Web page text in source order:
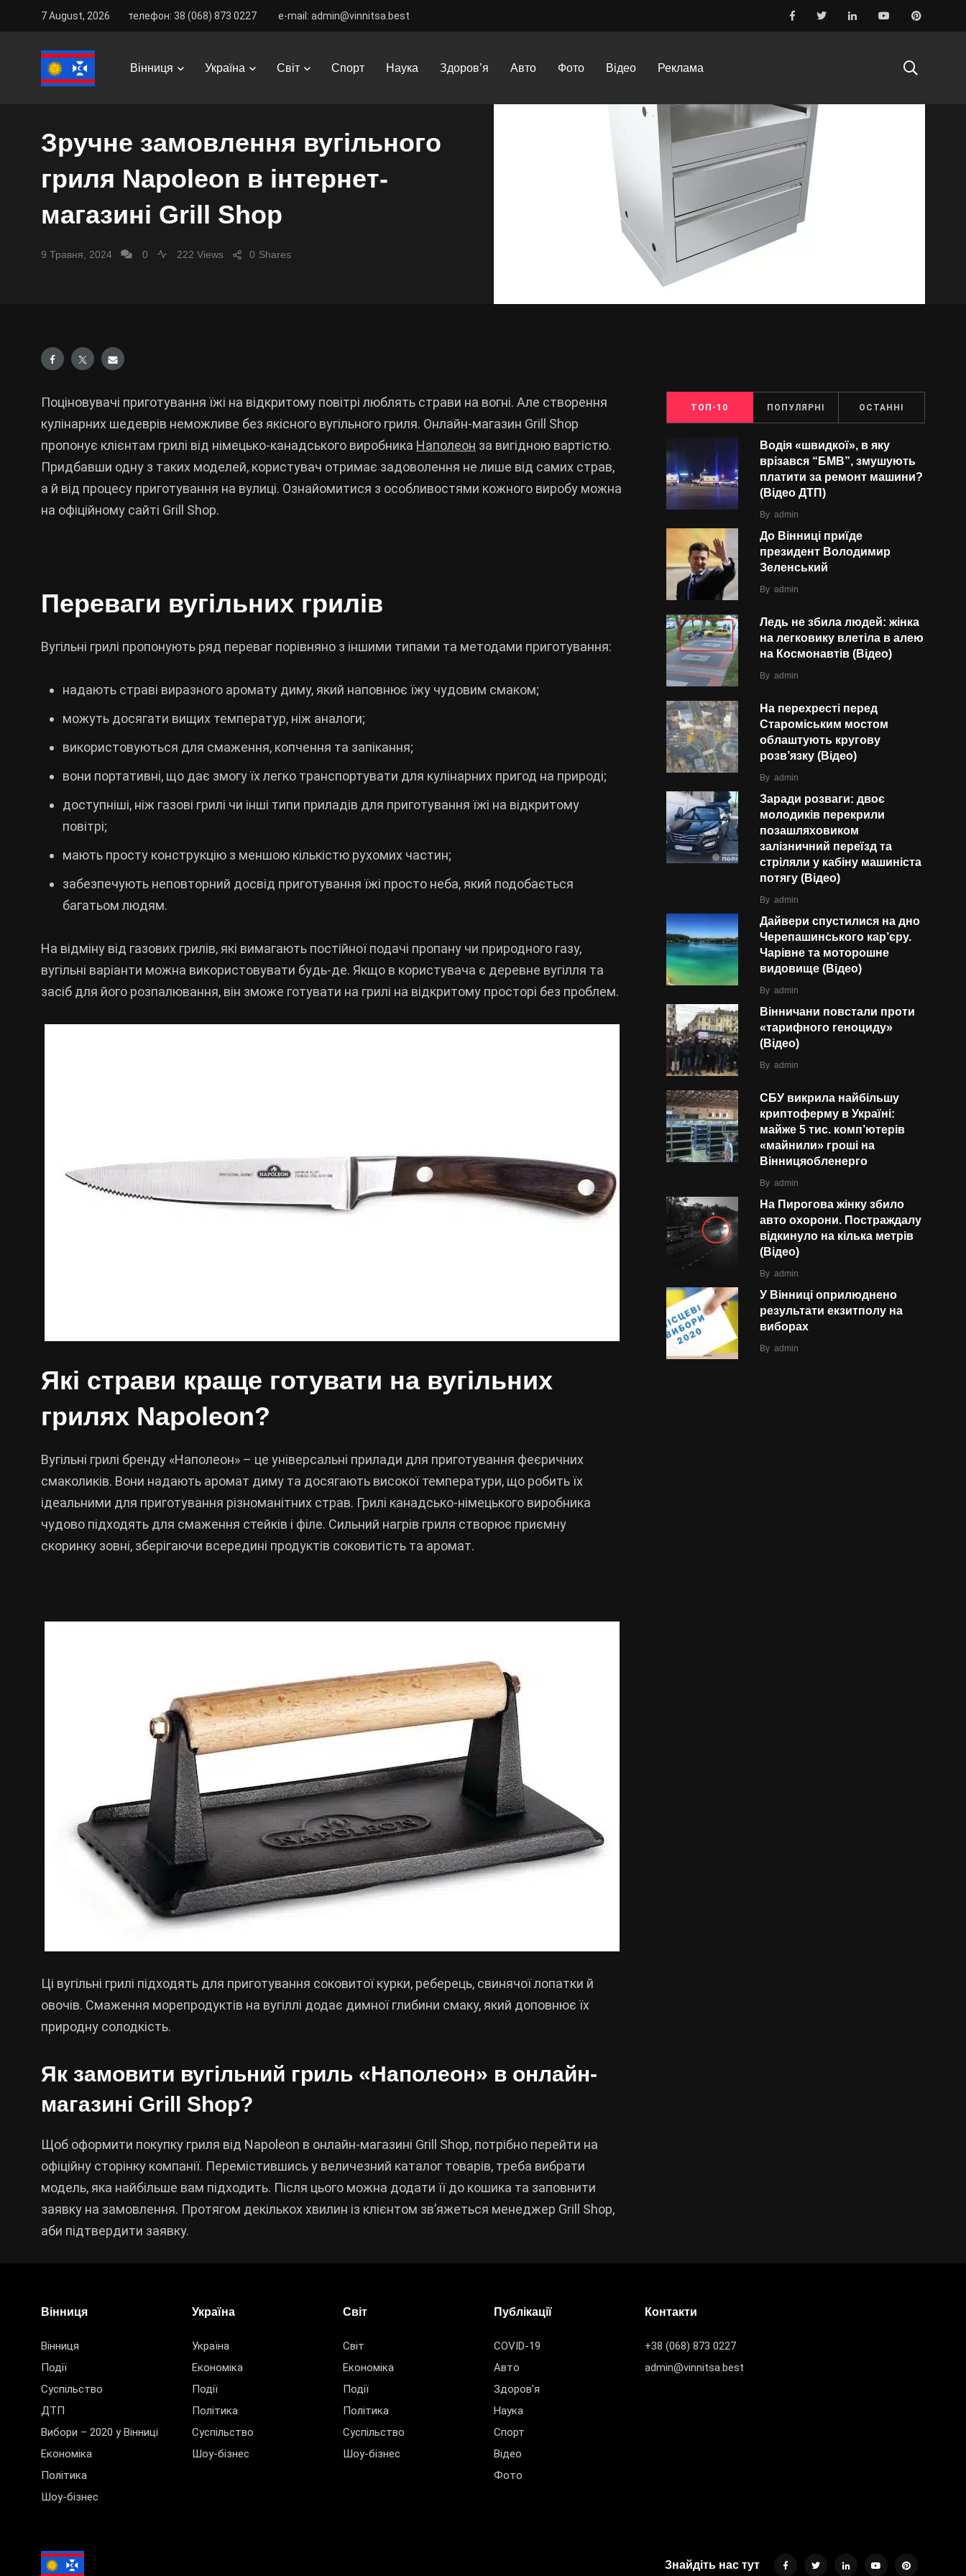
7 August, 2026 телефон: 38 (068) 873 0227 e-mail: admin@vinnitsa.best
Вінниця Україна Світ Спорт Наука Здоров’я Авто Фото Відео Реклама
Vinnitsa Best News / Світ / Суспільство Зручне замовлення вугільного гриля Napoleon в інтернет-магазині Grill Shop
Зручне замовлення вугільного
гриля Napoleon в інтернет-
магазині Grill Shop
9 Травня, 2024 0 222 Views Shares
0
Поціновувачі приготування їжі на відкритому повітрі люблять страви на вогні. Але створення
кулінарних шедеврів неможливе без якісного вугільного гриля. Онлайн-магазин Grill Shop
пропонує клієнтам грилі від німецько-канадського виробника Наполеон за вигідною вартістю.
Придбавши одну з таких моделей, користувач отримає задоволення не лише від самих страв,
а й від процесу приготування на вулиці. Ознайомитися з особливостями кожного виробу можна
на офіційному сайті Grill Shop.
Переваги вугільних грилів
Вугільні грилі пропонують ряд переваг порівняно з іншими типами та методами приготування:
надають страві виразного аромату диму, який наповнює їжу чудовим смаком;
можуть досягати вищих температур, ніж аналоги;
використовуються для смаження, копчення та запікання;
вони портативні, що дає змогу їх легко транспортувати для кулінарних пригод на природі;
доступніші, ніж газові грилі чи інші типи приладів для приготування їжі на відкритому
повітрі;
мають просту конструкцію з меншою кількістю рухомих частин;
забезпечують неповторний досвід приготування їжі просто неба, який подобається
багатьом людям.
На відміну від газових грилів, які вимагають постійної подачі пропану чи природного газу,
вугільні варіанти можна використовувати будь-де. Якщо в користувача є деревне вугілля та
засіб для його розпалювання, він зможе готувати на грилі на відкритому просторі без проблем.
Які страви краще готувати на вугільних
грилях Napoleon?
Вугільні грилі бренду «Наполеон» – це універсальні прилади для приготування феєричних
смаколиків. Вони надають аромат диму та досягають високої температури, що робить їх
ідеальними для приготування різноманітних страв. Грилі канадсько-німецького виробника
чудово підходять для смаження стейків і філе. Сильний нагрів гриля створює приємну
скоринку зовні, зберігаючи всередині продуктів соковитість та аромат.
Ці вугільні грилі підходять для приготування соковитої курки, реберець, свинячої лопатки й
овочів. Смаження морепродуктів на вугіллі додає димної глибини смаку, який доповнює їх
природну солодкість.
Як замовити вугільний гриль «Наполеон» в онлайн-
магазині Grill Shop?
Щоб оформити покупку гриля від Napoleon в онлайн-магазині Grill Shop, потрібно перейти на
офіційну сторінку компанії. Перемістившись у величезний каталог товарів, треба вибрати
модель, яка найбільше вам підходить. Після цього можна додати її до кошика та заповнити
заявку на замовлення. Протягом декількох хвилин із клієнтом зв’яжеться менеджер Grill Shop,
аби підтвердити заявку.
ТОП-10 ПОПУЛЯРНІ ОСТАННІ
Водія «швидкої», в яку
врізався “БMВ”, змушують
платити за ремонт машини?
(Відео ДТП)
By admin
До Вінниці приїде
президент Володимир
Зеленський
By admin
Ледь не збила людей: жінка
на легковику влетіла в алею
на Космонавтів (Відео)
By admin
На перехресті перед
Староміським мостом
облаштують кругову
розв’язку (Відео)
By admin
Заради розваги: двоє
молодиків перекрили
позашляховиком
залізничний переїзд та
стріляли у кабіну машиніста
потягу (Відео)
By admin
Дайвери спустилися на дно
Черепашинського кар’єру.
Чарівне та моторошне
видовище (Відео)
By admin
Вінничани повстали проти
«тарифного геноциду»
(Відео)
By admin
СБУ викрила найбільшу
криптоферму в Україні:
майже 5 тис. комп’ютерів
«майнили» гроші на
Вінницяобленерго
By admin
На Пирогова жінку збило
авто охорони. Постраждалу
відкинуло на кілька метрів
(Відео)
By admin
У Вінниці оприлюднено
результати екзитполу на
виборах
By admin
Вінниця
Вінниця
Події
Суспільство
ДТП
Вибори – 2020 у Вінниці
Економіка
Політика
Шоу-бізнес
Україна
Україна
Економіка
Події
Політика
Суспільство
Шоу-бізнес
Світ
Світ
Економіка
Події
Політика
Суспільство
Шоу-бізнес
Публікації
COVID-19
Авто
Здоров’я
Наука
Спорт
Відео
Фото
Контакти
+38 (068) 873 0227
admin@vinnitsa.best
Знайдіть нас тут